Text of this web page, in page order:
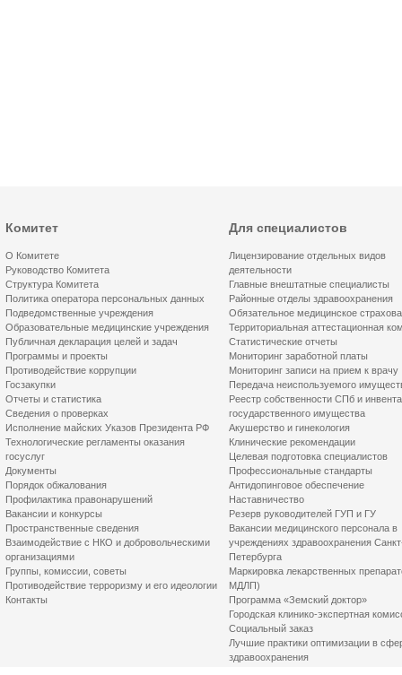
Комитет
О Комитете
Руководство Комитета
Структура Комитета
Политика оператора персональных данных
Подведомственные учреждения
Образовательные медицинские учреждения
Публичная декларация целей и задач
Программы и проекты
Противодействие коррупции
Госзакупки
Отчеты и статистика
Сведения о проверках
Исполнение майских Указов Президента РФ
Технологические регламенты оказания
госуслуг
Документы
Порядок обжалования
Профилактика правонарушений
Вакансии и конкурсы
Пространственные сведения
Взаимодействие с НКО и добровольческими
организациями
Группы, комиссии, советы
Противодействие терроризму и его идеологии
Контакты
Для специалистов
Лицензирование отдельных видов
деятельности
Главные внештатные специалисты
Районные отделы здравоохранения
Обязательное медицинское
Территориальная аттестационная
Статистические отчеты
Мониторинг заработной платы
Мониторинг записи на прием к врачу
Передача неиспользуемого
Реестр собственности СПб и
государственного имущества
Акушерство и гинекология
Клинические рекомендации
Целевая подготовка специалистов
Профессиональные стандарты
Антидопинговое обеспечение
Наставничество
Резерв руководителей ГУП и ГУ
Вакансии медицинского персонала в
учреждениях здравоохранения
Петербурга
Маркировка лекарственных
МДЛП)
Программа «Земский доктор»
Городская клинико-экспертная
Социальный заказ
Лучшие практики оптимизации в
здравоохранения